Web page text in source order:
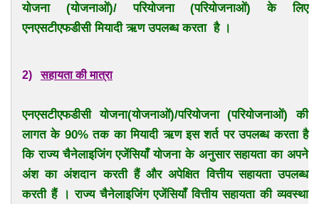
योजना (योजनाओं)/ परियोजना (परियोजनाओं) के लिए
एनएसटीएफडीसी मियादी ऋण उपलब्ध करता है ।
2)सहायता की मात्रा
एनएसटीएफडीसी योजना(योजनाओं)/परियोजना (परियोजनाओं) की
लागत के 90% तक का मियादी ऋण इस शर्त पर उपलब्ध करता है
कि राज्य चैनेलाइजिंग एजेंसियाँ योजना के अनुसार सहायता का अपने
अंश का अंशदान करती हैं और अपेक्षित वित्तीय सहायता उपलब्ध
करती हैं । राज्य चैनेलाइजिंग एजेंसियाँ वित्तीय सहायता की व्यवस्था